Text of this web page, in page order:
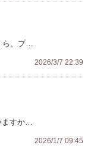
ら、プ…
2026/3/7 22:39
ますか…
2026/1/7 09:45